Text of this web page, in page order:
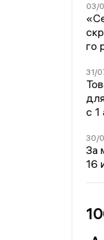
03/
го
31/
с 1
30/
За
16